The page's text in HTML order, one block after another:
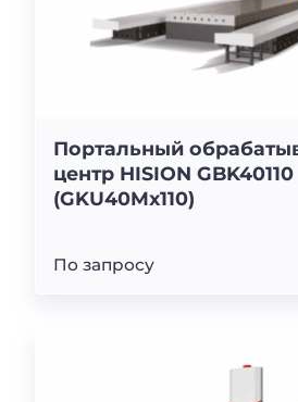
Портальный
центр HISION GBK40110
(GKU40Mx110)
По запросу